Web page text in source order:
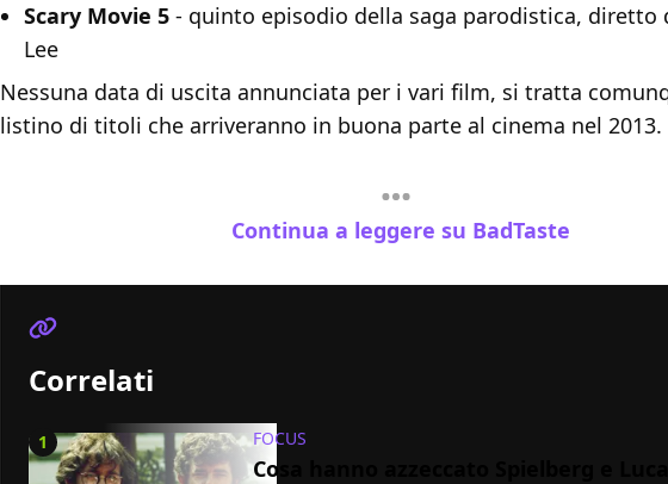
Scary Movie 5 - quinto episodio della saga parodistica, diretto
Lee
Nessuna data di uscita annunciata per i vari film, si tratta
listino di titoli che arriveranno in buona parte al cinema nel 2013.
Continua a leggere su BadTaste
Correlati
1 FOCUS
Cosa hanno azzeccato Spielberg e